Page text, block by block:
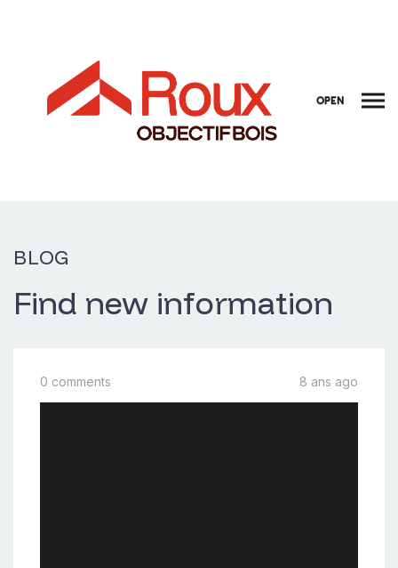
OPEN
BLOG
Find new information
0 comments 8 ans ago